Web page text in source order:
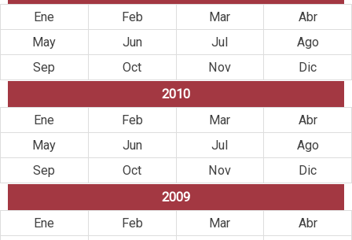
Ene Feb Mar
Abr
May
Jun Jul
Ago
Sep
Oct Nov
Dic
2010
Ene
Feb Mar
Abr
May
Jun Jul
Ago
Sep
Oct Nov
Dic
2009
Ene
Feb Mar
Abr